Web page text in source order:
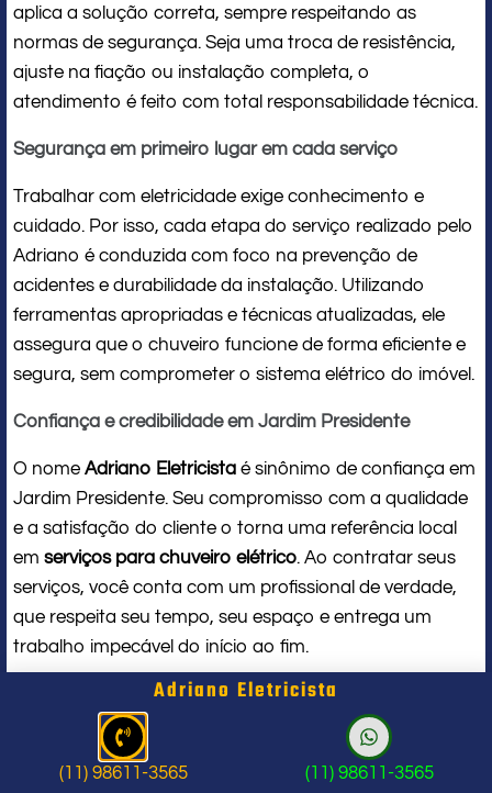
aplica a solução correta, sempre respeitando as
normas de segurança. Seja uma troca de resistência,
ajuste na fiação ou instalação completa, o
atendimento é feito com total responsabilidade técnica.
Segurança em primeiro lugar em cada serviço
Trabalhar com eletricidade exige conhecimento e
cuidado. Por isso, cada etapa do serviço realizado pelo
Adriano é conduzida com foco na prevenção de
acidentes e durabilidade da instalação. Utilizando
ferramentas apropriadas e técnicas atualizadas, ele
assegura que o chuveiro funcione de forma eficiente e
segura, sem comprometer o sistema elétrico do imóvel.
Confiança e credibilidade em Jardim Presidente
O nome Adriano Eletricista é sinônimo de confiança em
Jardim Presidente. Seu compromisso com a qualidade
e a satisfação do cliente o torna uma referência local
em serviços para chuveiro elétrico. Ao contratar seus
serviços, você conta com um profissional de verdade,
que respeita seu tempo, seu espaço e entrega um
trabalho impecável do início ao fim.
Problema com chuveiro: sinais que
indicam a hora de chamar um
profissional
Adriano Eletricista
(11) 98611-3565 (11) 98611-3565